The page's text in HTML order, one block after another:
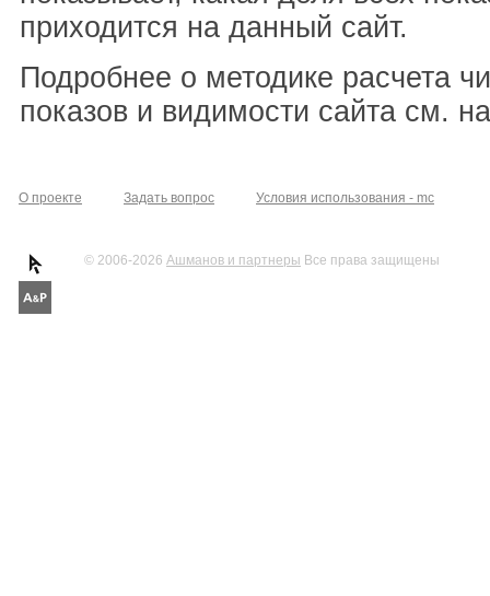
приходится на данный сайт.
Подробнее о методике расчета
показов и видимости сайта см.
О проекте Задать вопрос Условия использования - mc
© 2006-2026 Ашманов и партнеры Все права защищены